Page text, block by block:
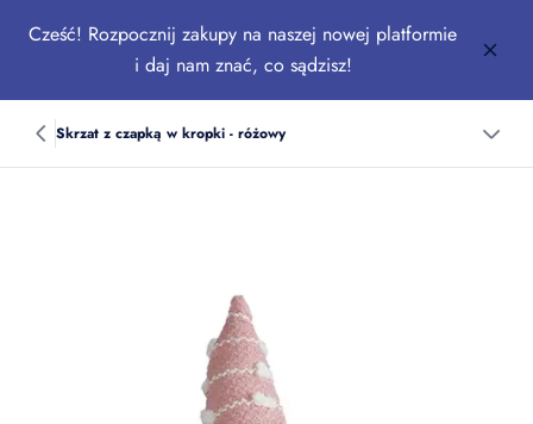
Cześć! Rozpocznij zakupy na naszej nowej platformie
i daj nam znać, co sądzisz!
Skrzat z czapką w kropki - różowy